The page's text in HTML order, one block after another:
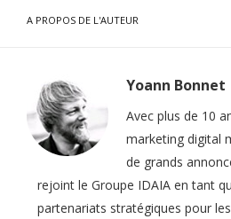
A PROPOS DE L'AUTEUR
Yoann Bonnet
Avec plus de 10
marketing digital
de grands
rejoint le Groupe IDAIA en tant
partenariats stratégiques pour